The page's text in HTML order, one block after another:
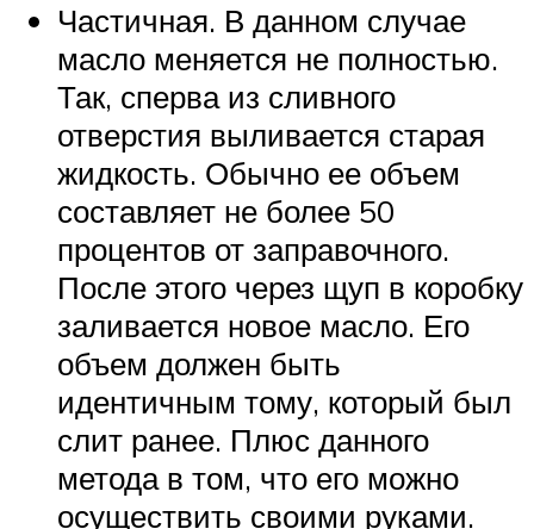
Частичная. В данном случае
масло меняется не полностью.
Так, сперва из сливного
отверстия выливается старая
жидкость. Обычно ее объем
составляет не более 50
процентов от заправочного.
После этого через щуп в коробку
заливается новое масло. Его
объем должен быть
идентичным тому, который был
слит ранее. Плюс данного
метода в том, что его можно
осуществить своими руками.